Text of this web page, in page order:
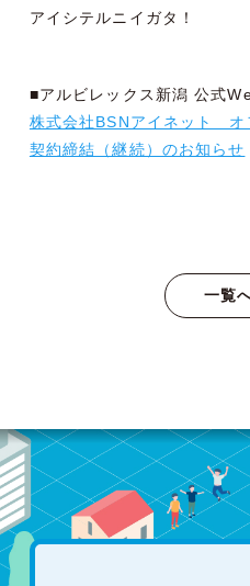
アイシテルニイガタ！
■アルビレックス新潟 公式
株式会社BSNアイネット オ
契約締結（継続）のお知らせ
一覧